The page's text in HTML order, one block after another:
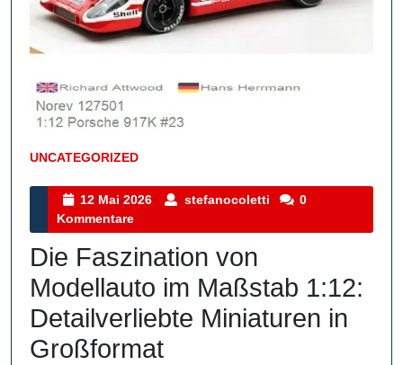
UNCATEGORIZED
Kategorie
12 Mai 2026
12
2026
stefanocoletti stefanocoletti
0
Kommentare
Die Faszination von
Modellauto im Maßstab 1:12:
Detailverliebte Miniaturen in
Großformat